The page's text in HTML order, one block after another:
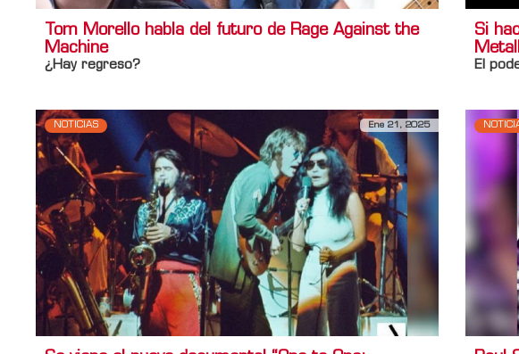
Tom Morello habla del futuro de Rage Against the
Machine
¿Hay regreso?
Si
El
NOTICIAS Ene 21, 2025